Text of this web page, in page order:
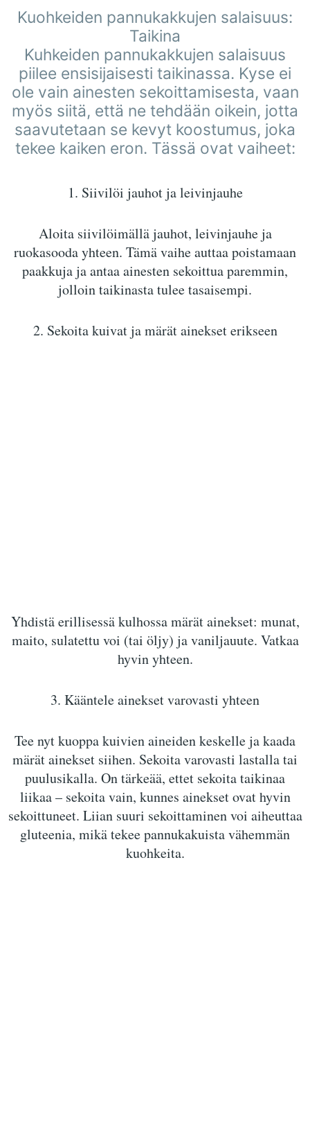
Kuohkeiden pannukakkujen salaisuus:
Taikina
Kuhkeiden pannukakkujen salaisuus
piilee ensisijaisesti taikinassa. Kyse ei
ole vain ainesten sekoittamisesta, vaan
myös siitä, että ne tehdään oikein, jotta
saavutetaan se kevyt koostumus, joka
tekee kaiken eron. Tässä ovat vaiheet:
1. Siivilöi jauhot ja leivinjauhe
Aloita siivilöimällä jauhot, leivinjauhe ja
ruokasooda yhteen. Tämä vaihe auttaa poistamaan
paakkuja ja antaa ainesten sekoittua paremmin,
jolloin taikinasta tulee tasaisempi.
2. Sekoita kuivat ja märät ainekset erikseen
Yhdistä erillisessä kulhossa märät ainekset: munat,
maito, sulatettu voi (tai öljy) ja vaniljauute. Vatkaa
hyvin yhteen.
3. Kääntele ainekset varovasti yhteen
Tee nyt kuoppa kuivien aineiden keskelle ja kaada
märät ainekset siihen. Sekoita varovasti lastalla tai
puulusikalla. On tärkeää, ettet sekoita taikinaa
liikaa – sekoita vain, kunnes ainekset ovat hyvin
sekoittuneet. Liian suuri sekoittaminen voi aiheuttaa
gluteenia, mikä tekee pannukakuista vähemmän
kuohkeita.